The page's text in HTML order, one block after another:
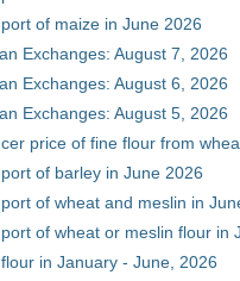
of maize in June 2026
Exchanges: August 7, 2026
Exchanges: August 6, 2026
Exchanges: August 5, 2026
price of fine flour from
of barley in June 2026
of wheat and meslin in
of wheat or meslin flour in
in January - June, 2026